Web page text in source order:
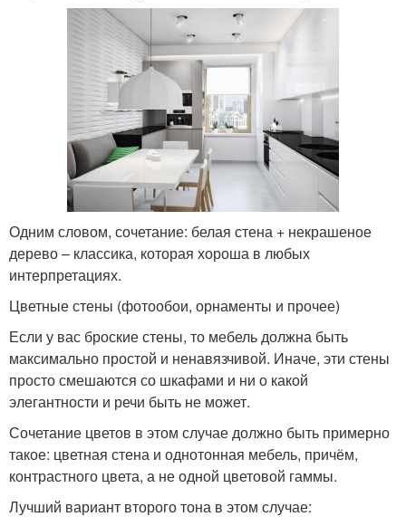
Одним словом, сочетание: белая стена + некрашеное
дерево – классика, которая хороша в любых
интерпретациях.
Цветные стены (фотообои, орнаменты и прочее)
Если у вас броские стены, то мебель должна быть
максимально простой и ненавязчивой. Иначе, эти стены
просто смешаются со шкафами и ни о какой
элегантности и речи быть не может.
Сочетание цветов в этом случае должно быть примерно
такое: цветная стена и однотонная мебель, причём,
контрастного цвета, а не одной цветовой гаммы.
Лучший вариант второго тона в этом случае: